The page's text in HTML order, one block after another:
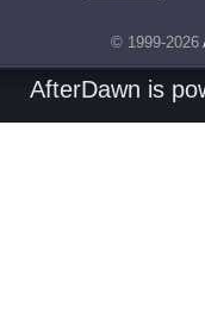
© 1999-2026
AfterDawn is